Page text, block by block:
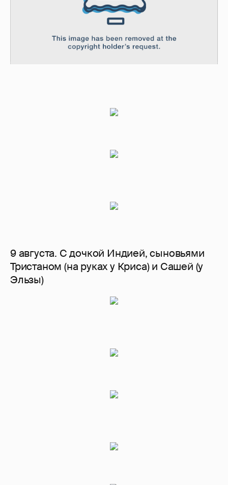
9 августа. С дочкой Индией, сыновьями
Тристаном (на руках у Криса) и Сашей (у
Эльзы)